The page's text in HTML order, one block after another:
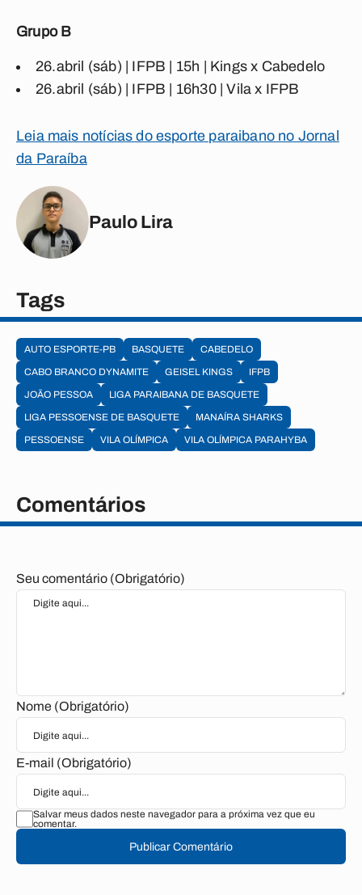
Grupo B
26.abril (sáb) | IFPB | 15h | Kings x Cabedelo
26.abril (sáb) | IFPB | 16h30 | Vila x IFPB
Leia mais notícias do esporte paraibano no Jornal
da Paraíba
Paulo Lira
Tags
AUTO ESPORTE-PB BASQUETE
CABEDELO
CABO BRANCO DYNAMITE
GEISEL KINGS
IFPB
JOÃO PESSOA
LIGA PARAIBANA DE BASQUETE
LIGA PESSOENSE DE BASQUETE
MANAÍRA SHARKS
PESSOENSE
VILA OLÍMPICA VILA OLÍMPICA PARAHYBA
Comentários
Seu comentário (Obrigatório)
Nome (Obrigatório)
E-mail (Obrigatório)
Salvar meus dados neste navegador para a próxima vez que eu
comentar.
Publicar Comentário